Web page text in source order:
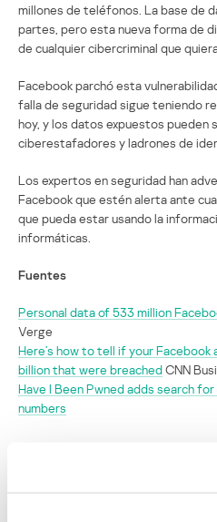
millones de teléfonos. La base de
partes, pero esta nueva forma de
de cualquier cibercriminal que
Facebook parchó esta
falla de seguridad sigue teniendo
hoy, y los datos expuestos pueden
ciberestafadores y ladrones de
Los expertos en seguridad han
Facebook que estén alerta ante
que pueda estar usando la
informáticas.
Fuentes
Personal data of 533 million
Verge
Here’s how to tell if your
billion that were breachedCNN
Have I Been Pwned adds search
numbers